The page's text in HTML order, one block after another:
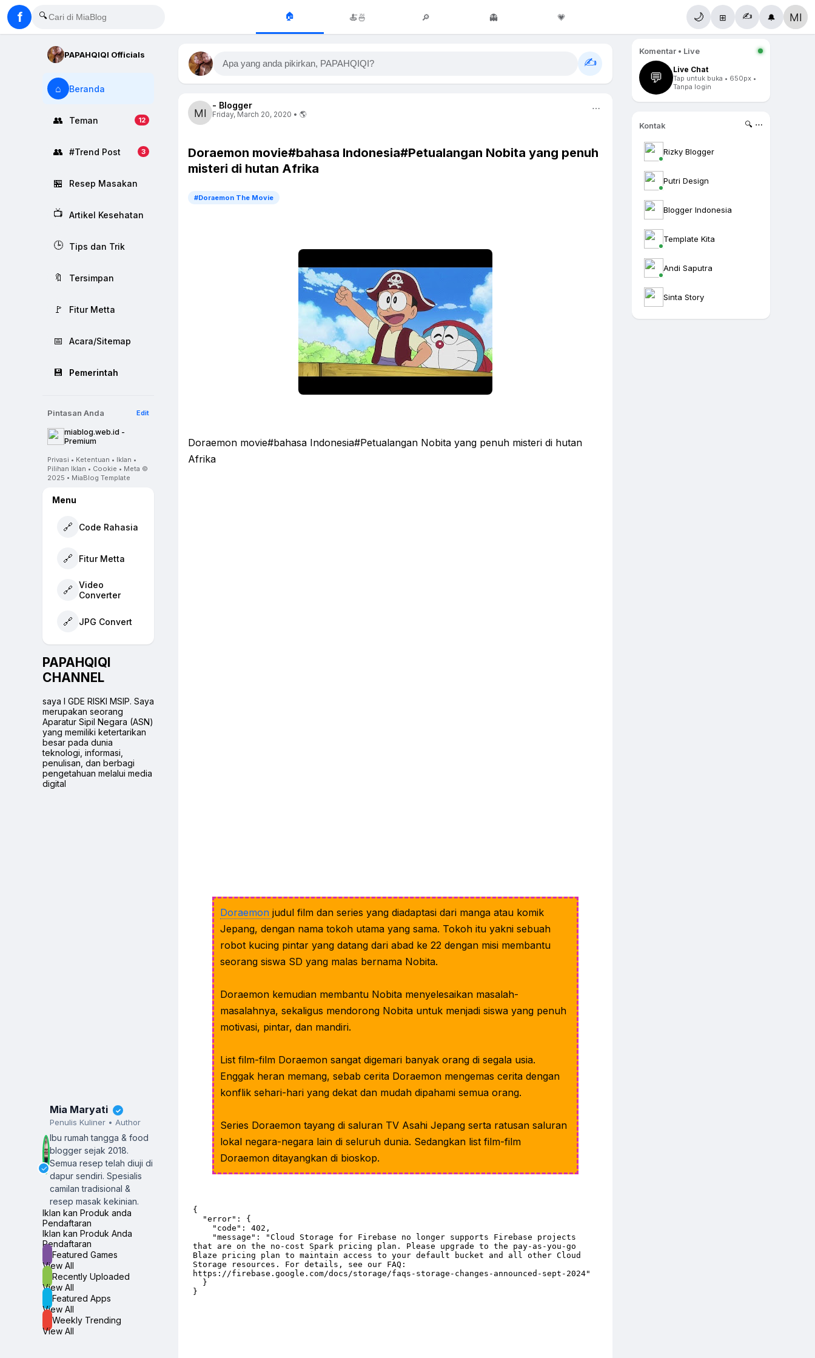
f 🔍 🏠 🍝🍜 🔎 👻 💗 🌙 ⊞ ✍️ 🔔
PAPAHQIQI Officials
⌂ Beranda
👥 Teman 12
👥 #Trend Post 3
🏪 Resep Masakan
📺 Artikel Kesehatan
🕒 Tips dan Trik
🔖 Tersimpan
🚩 Fitur Metta
📅 Acara/Sitemap
💾 Pemerintah
Pintasan Anda Edit
miablog.web.id -
Premium
Privasi • Ketentuan • Iklan •
Pilihan Iklan • Cookie • Meta ©
2025 • MiaBlog Template
Menu
🔗 Code Rahasia
🔗 Fitur Metta
🔗
Video
Converter
🔗 JPG Convert
PAPAHQIQI
CHANNEL
saya I GDE RISKI MSIP. Saya
merupakan seorang
Aparatur Sipil Negara (ASN)
yang memiliki ketertarikan
besar pada dunia
teknologi, informasi,
penulisan, dan berbagi
pengetahuan melalui media
digital
✓
Mia Maryati ✓
Penulis Kuliner • Author
Ibu rumah tangga & food
blogger sejak 2018.
Semua resep telah diuji di
dapur sendiri.Spesialis
camilan tradisional &
resep masak kekinian.
Iklan kan Produk anda
Pendaftaran
Iklan kan Produk Anda
Pendaftaran
Featured Games
View All
Recently Uploaded
View All
Featured Apps
View All
Weekly Trending
View All
Apa yang anda pikirkan, PAPAHQIQI? ✍️
- Blogger
Friday, March 20, 2020 • 🌎
⋯
Doraemon movie#bahasa Indonesia#Petualangan Nobita yang penuh
misteri di hutan Afrika
#Doraemon The Movie
Doraemon movie#bahasa Indonesia#Petualangan Nobita yang penuh misteri di hutan
Afrika
Doraemon judul film dan series yang diadaptasi dari manga atau komik
Jepang, dengan nama tokoh utama yang sama. Tokoh itu yakni sebuah
robot kucing pintar yang datang dari abad ke 22 dengan misi membantu
seorang siswa SD yang malas bernama Nobita.
Doraemon kemudian membantu Nobita menyelesaikan masalah-
masalahnya, sekaligus mendorong Nobita untuk menjadi siswa yang penuh
motivasi, pintar, dan mandiri.
List film-film Doraemon sangat digemari banyak orang di segala usia.
Enggak heran memang, sebab cerita Doraemon mengemas cerita dengan
konflik sehari-hari yang dekat dan mudah dipahami semua orang.
Series Doraemon tayang di saluran TV Asahi Jepang serta ratusan saluran
lokal negara-negara lain di seluruh dunia. Sedangkan list film-film
Doraemon ditayangkan di bioskop.
Komentar • Live
💬
Live Chat
Tap untuk buka • 650px •
Tanpa login
Kontak 🔍 ⋯
Rizky Blogger
Putri Design
Blogger Indonesia
Template Kita
Andi Saputra
Sinta Story